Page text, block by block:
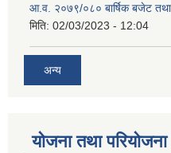
आ.व. २०७९/०८० बार्षिक बजेट
मिति: 02/03/2023 - 12:04
अन्य
योजना तथा परियोजना